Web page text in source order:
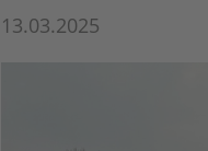
13.03.2025